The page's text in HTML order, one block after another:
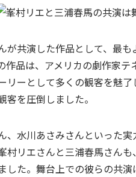
が共演した作品として、最
作品は、アメリカの劇作家
リーとして多くの観客を魅
客を圧倒しました。
、水川あさみさんといった
村リエさんと三浦春馬さん
した。舞台上での彼らの共